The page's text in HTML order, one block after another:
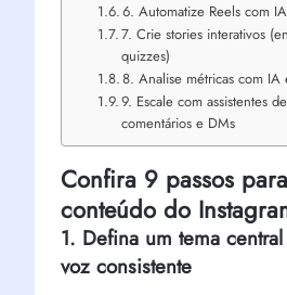
6. Automatize Reels com
7. Crie stories interativos
quizzes)
8. Analise métricas com IA
9. Escale com assistentes
comentários e DMs
Confira 9 passos
conteúdo do
1. Defina um tema
voz consistente